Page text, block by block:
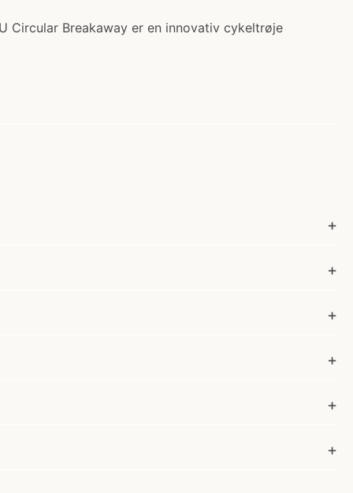
Circular Breakaway er en innovativ cykeltrøje